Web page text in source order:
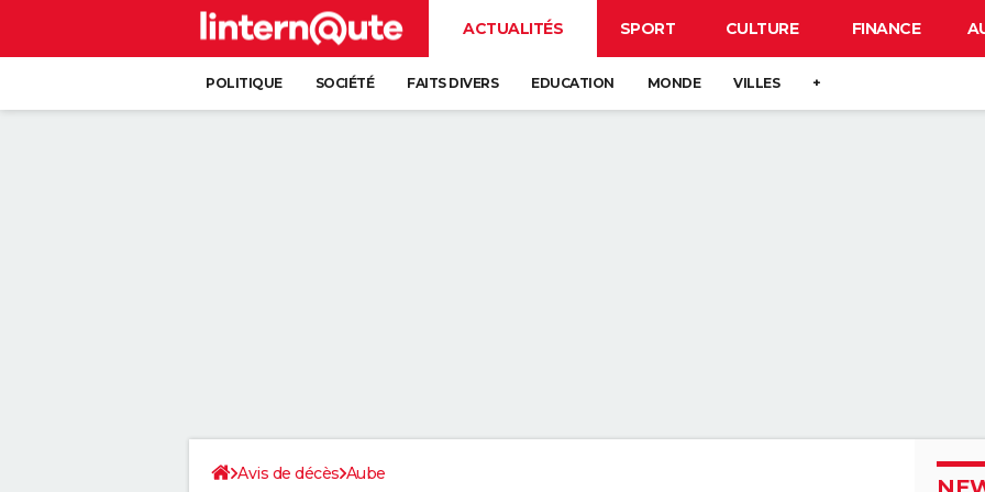
ACTUALITÉS SPORT CULTURE FINANCE
POLITIQUE SOCIÉTÉ FAITS DIVERS EDUCATION MONDE VILLES +
Avis de décès Aube